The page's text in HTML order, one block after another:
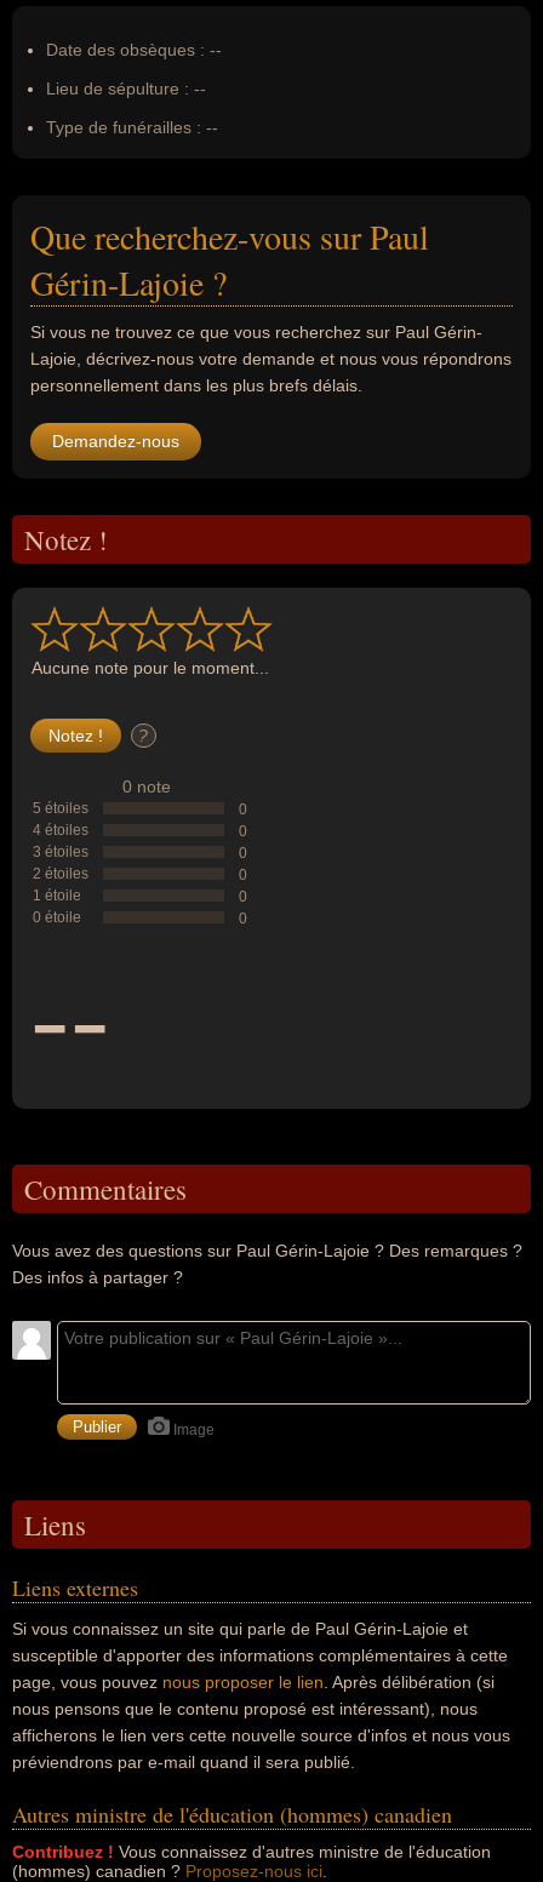
Date des obsèques : --
Lieu de sépulture : --
Type de funérailles : --
Que recherchez-vous sur Paul
Gérin-Lajoie ?
Si vous ne trouvez ce que vous recherchez sur Paul Gérin-
Lajoie, décrivez-nous votre demande et nous vous répondrons
personnellement dans les plus brefs délais.
Demandez-nous
Notez !
Aucune note pour le moment...
?
0 note
5 étoiles
0
4 étoiles
0
3 étoiles
0
2 étoiles
0
1 étoile
0
0 étoile
0
--
Commentaires
Vous avez des questions sur Paul Gérin-Lajoie ? Des remarques ?
Des infos à partager ?
Image
Liens
Liens externes
Si vous connaissez un site qui parle de Paul Gérin-Lajoie et
susceptible d'apporter des informations complémentaires à cette
page, vous pouvez nous proposer le lien . Après délibération (si
nous pensons que le contenu proposé est intéressant), nous
afficherons le lien vers cette nouvelle source d'infos et nous vous
préviendrons par e-mail quand il sera publié.
Autres ministre de l'éducation (hommes) canadien
Contribuez ! Vous connaissez d'autres ministre de l'éducation
(hommes) canadien ? Proposez-nous ici